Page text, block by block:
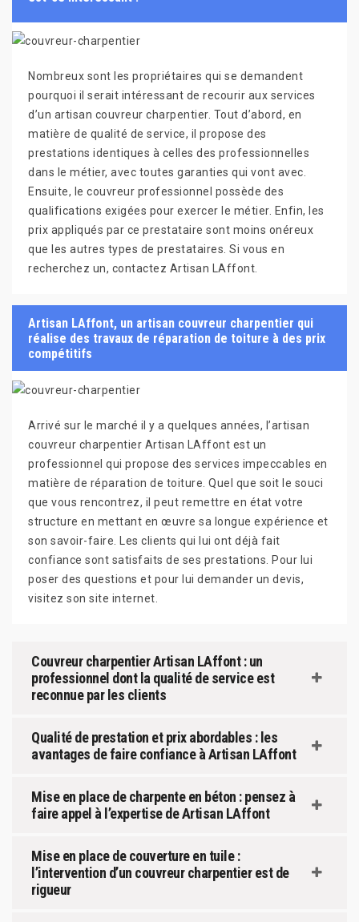
Nombreux sont les propriétaires qui se demandent
pourquoi il serait intéressant de recourir aux services
d’un artisan couvreur charpentier. Tout d’abord, en
matière de qualité de service, il propose des
prestations identiques à celles des professionnelles
dans le métier, avec toutes garanties qui vont avec.
Ensuite, le couvreur professionnel possède des
qualifications exigées pour exercer le métier. Enfin, les
prix appliqués par ce prestataire sont moins onéreux
que les autres types de prestataires. Si vous en
recherchez un, contactez Artisan LAffont.
Artisan LAffont, un artisan couvreur charpentier qui
réalise des travaux de réparation de toiture à des prix
compétitifs
Arrivé sur le marché il y a quelques années, l’artisan
couvreur charpentier Artisan LAffont est un
professionnel qui propose des services impeccables en
matière de réparation de toiture. Quel que soit le souci
que vous rencontrez, il peut remettre en état votre
structure en mettant en œuvre sa longue expérience et
son savoir-faire. Les clients qui lui ont déjà fait
confiance sont satisfaits de ses prestations. Pour lui
poser des questions et pour lui demander un devis,
visitez son site internet.
Couvreur charpentier Artisan LAffont : un
professionnel dont la qualité de service est
reconnue par les clients
Qualité de prestation et prix abordables : les
avantages de faire confiance à Artisan LAffont
Mise en place de charpente en béton : pensez à
faire appel à l’expertise de Artisan LAffont
Mise en place de couverture en tuile :
l’intervention d’un couvreur charpentier est de
rigueur